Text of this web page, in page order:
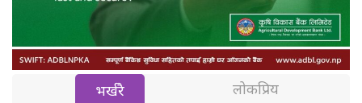
भर्खरै लोकप्रिय